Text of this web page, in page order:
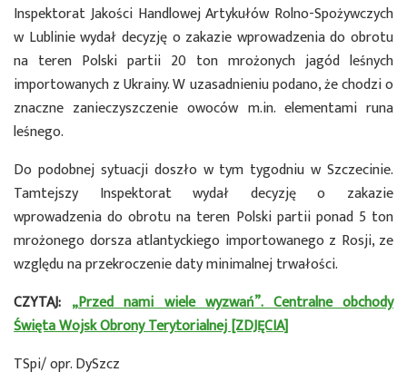
Inspektorat Jakości Handlowej Artykułów Rolno-Spożywczych
w Lublinie wydał decyzję o zakazie wprowadzenia do obrotu
na teren Polski partii 20 ton mrożonych jagód leśnych
importowanych z Ukrainy. W uzasadnieniu podano, że chodzi o
znaczne zanieczyszczenie owoców m.in. elementami runa
leśnego.
Do podobnej sytuacji doszło w tym tygodniu w Szczecinie.
Tamtejszy Inspektorat wydał decyzję o zakazie
wprowadzenia do obrotu na teren Polski partii ponad 5 ton
mrożonego dorsza atlantyckiego importowanego z Rosji, ze
względu na przekroczenie daty minimalnej trwałości.
CZYTAJ: „Przed nami wiele wyzwań”. Centralne obchody
Święta Wojsk Obrony Terytorialnej [ZDJĘCIA]
TSpi/ opr. DySzcz